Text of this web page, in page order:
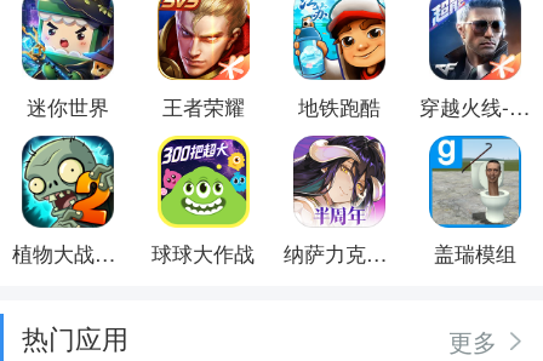
迷你世界 王者荣耀 地铁跑酷 穿越火线-枪战王者
植物大战僵尸2 球球大作战 纳萨力克之王 盖瑞模组
热门应用 更多